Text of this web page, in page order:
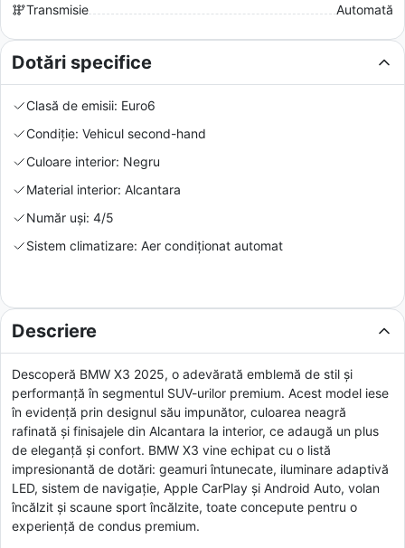
Transmisie
Automată
Dotări specifice
Clasă de emisii: Euro6
Condiție: Vehicul second-hand
Culoare interior: Negru
Material interior: Alcantara
Număr uși: 4/5
Sistem climatizare: Aer condiționat automat
Descriere
Descoperă BMW X3 2025, o adevărată emblemă de stil și
performanță în segmentul SUV-urilor premium. Acest model iese
în evidență prin designul său impunător, culoarea neagră
rafinată și finisajele din Alcantara la interior, ce adaugă un plus
de eleganță și confort. BMW X3 vine echipat cu o listă
impresionantă de dotări: geamuri întunecate, iluminare adaptivă
LED, sistem de navigație, Apple CarPlay și Android Auto, volan
încălzit și scaune sport încălzite, toate concepute pentru o
experiență de condus premium.